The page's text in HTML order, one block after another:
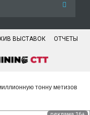
ВЫСТАВОК ОТЧЕТЫ
тонну метизов